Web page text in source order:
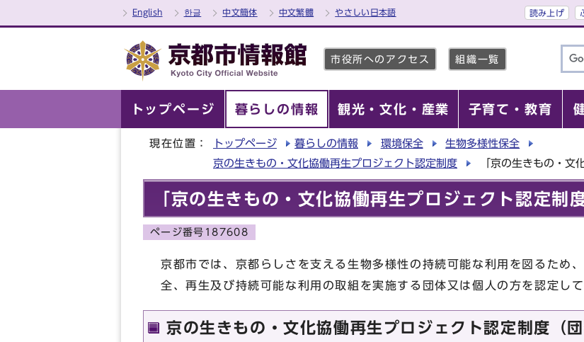
English 한글 中文簡体 中文繁體 やさしい日本語 読み上げ
市役所へのアクセス 組織一覧
トップページ 暮らしの情報 観光・文化・産業 子育て・教育
現在位置： トップページ 暮らしの情報 環境保全
生物多様性保全
京の生きもの・文化協働再生プロジェクト認定制度
「京の生きもの・文
「京の生きもの・文化協働再生プロジェクト認定制
ページ番号187608
京都市では、京都らしさを支える生物多様性の持続可能な利用を図るため
全、再生及び持続可能な利用の取組を実施する団体又は個人の方を認定して
京の生きもの・文化協働再生プロジェクト認定制度（団